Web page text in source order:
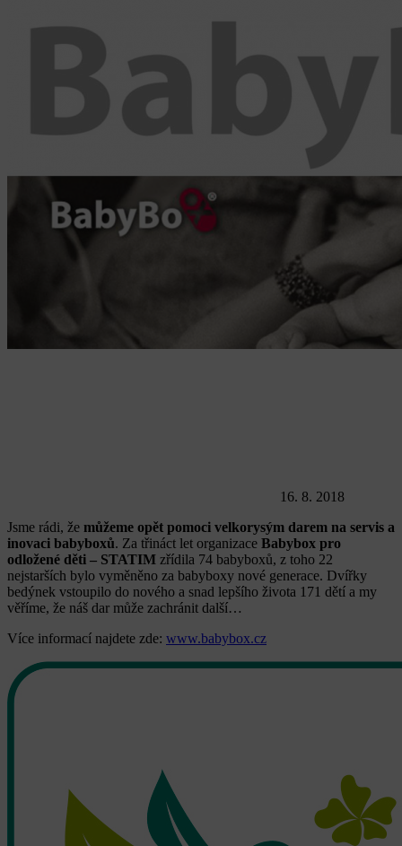
16. 8. 2018
Jsme rádi, že můžeme opět pomoci velkorysým darem na servis a
inovaci babyboxů. Za třináct let organizace Babybox pro
odložené děti – STATIM zřídila 74 babyboxů, z toho 22
nejstarších bylo vyměněno za babyboxy nové generace. Dvířky
bedýnek vstoupilo do nového a snad lepšího života 171 dětí a my
věříme, že náš dar může zachránit další…
Více informací najdete zde: www.babybox.cz